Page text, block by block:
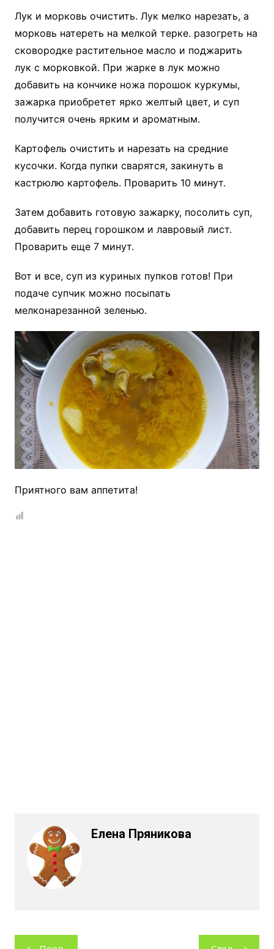
Лук и морковь очистить. Лук мелко нарезать, а
морковь натереть на мелкой терке. разогреть на
сковородке растительное масло и поджарить
лук с морковкой. При жарке в лук можно
добавить на кончике ножа порошок куркумы,
зажарка приобретет ярко желтый цвет, и суп
получится очень ярким и ароматным.
Картофель очистить и нарезать на средние
кусочки. Когда пупки сварятся, закинуть в
кастрюлю картофель. Проварить 10 минут.
Затем добавить готовую зажарку, посолить суп,
добавить перец горошком и лавровый лист.
Проварить еще 7 минут.
Вот и все, суп из куриных пупков готов! При
подаче супчик можно посыпать
мелконарезанной зеленью.
Приятного вам аппетита!
Елена Пряникова
Навигация